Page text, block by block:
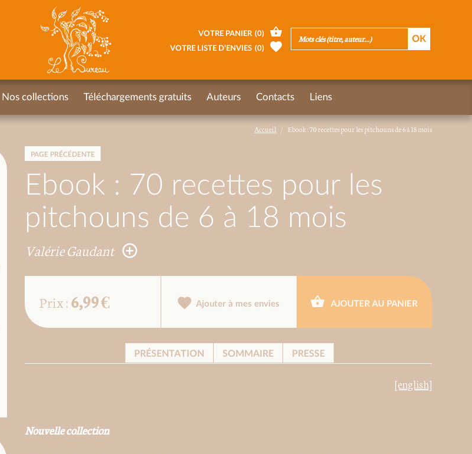
Accueil Ebook : 70 recettes pour les pitchouns de 6 à 18 mois
PAGE PRÉCÉDENTE
Ebook : 70 recettes pour les
pitchouns de 6 à 18 mois
Valérie Gaudant
Prix :6,99 € Ajouter à mes envies AJOUTER AU PANIER
PRÉSENTATION SOMMAIRE PRESSE
[english]
Nouvelle collection
VOTRE PANIER (0)
VOTRE LISTE D’ENVIES (0)
Nos collections Téléchargements gratuits Auteurs Contacts Liens